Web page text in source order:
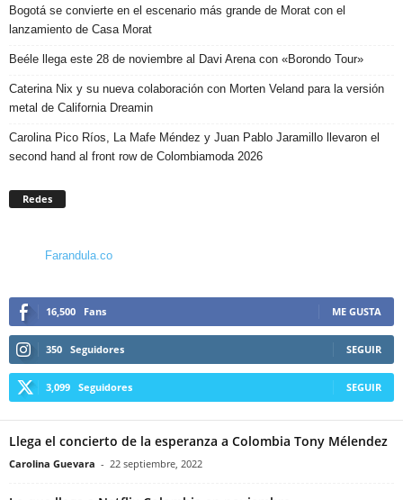
Bogotá se convierte en el escenario más grande de Morat con el
lanzamiento de Casa Morat
Beéle llega este 28 de noviembre al Davi Arena con «Borondo Tour»
Caterina Nix y su nueva colaboración con Morten Veland para la versión
metal de California Dreamin
Carolina Pico Ríos, La Mafe Méndez y Juan Pablo Jaramillo llevaron el
second hand al front row de Colombiamoda 2026
Redes
Farandula.co
16,500 Fans ME GUSTA
350 Seguidores SEGUIR
3,099 Seguidores SEGUIR
Llega el concierto de la esperanza a Colombia Tony Mélendez
Carolina Guevara - 22 septiembre, 2022